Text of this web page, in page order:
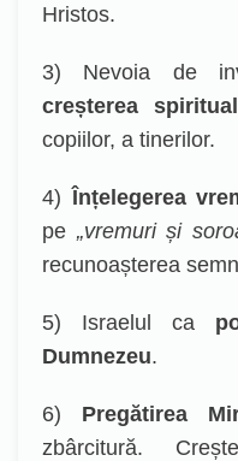
Hristos.
3) Nevoia de
creșterea
copiilor, a tinerilor.
4)Înțelegerea
pe „vremuri și
recunoașterea
5) Israelul ca
Dumnezeu.
6) Pregătirea
zbârcitură.